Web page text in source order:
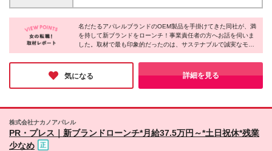
給与は、月給28万7,350円～41万500円（固定残業代
月45時間分／7万300円～10万400円を含む）となり
ます ※その他の待遇・条件に変更はありません
範囲)上記を除く当社関連勤務地
名だたるアパレルブランドのOEM製品を手掛けてきた同社が、満
を持して新ブランドをローンチ！事業責任者の方へお話を伺いま
した。取材で最も印象的だったのは、サステナブルで誠実なモノ
づくりの姿勢。盤石な事業基盤のもと、各領域のプロが集い、ゼ
ロからブランドを育てるワクワク感を味わえるのは、貴重な経験
になるのではないでしょうか。モノづくりの楽しさを存分に味わ
いたい方に、自信を持っておすすめしたい企業です！
気になる 詳細を見る
株式会社ナカノアパレル
PR・プレス｜新ブランドローンチ*月給37.5万円～*土日祝休*残業
少なめ